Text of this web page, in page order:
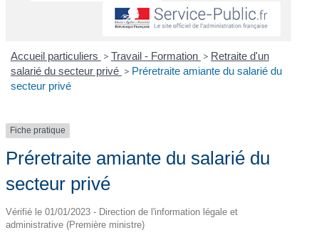
Accueil particuliers > Travail - Formation > Retraite d'un
salarié du secteur privé > Préretraite amiante du salarié du
secteur privé
Fiche pratique
Préretraite amiante du salarié du
secteur privé
Vérifié le 01/01/2023 - Direction de l'information légale et
administrative (Première ministre)